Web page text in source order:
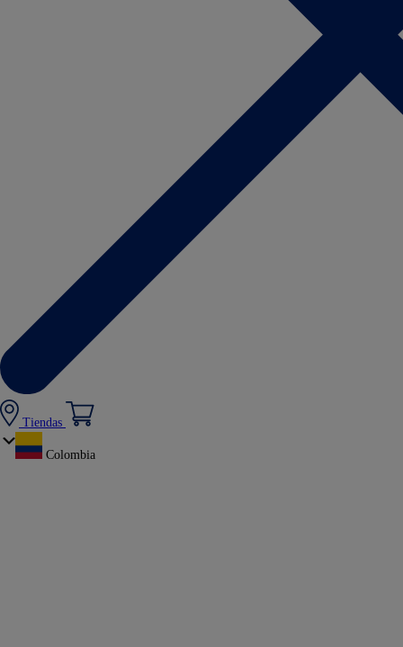
Tiendas
Colombia